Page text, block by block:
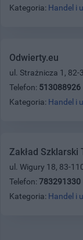
Kategoria: Handel i
Odwierty.eu
ul. Strażnicza 1, 82-
Telefon: 513088926
Kategoria: Handel i
Zakład Szklarski
ul. Wigury 18, 83-
Telefon: 783291330
Kategoria: Handel i